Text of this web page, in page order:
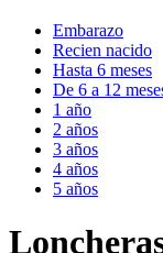
Embarazo
Recien nacido
Hasta 6 meses
De 6 a 12
1 año
2 años
3 años
4 años
5 años